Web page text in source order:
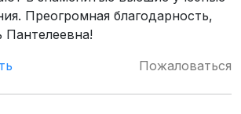
Преогромная благодарность,
Пожаловаться